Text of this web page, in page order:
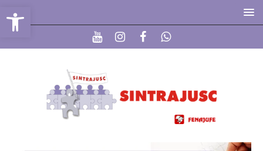
Abrir a barra de ferramentas